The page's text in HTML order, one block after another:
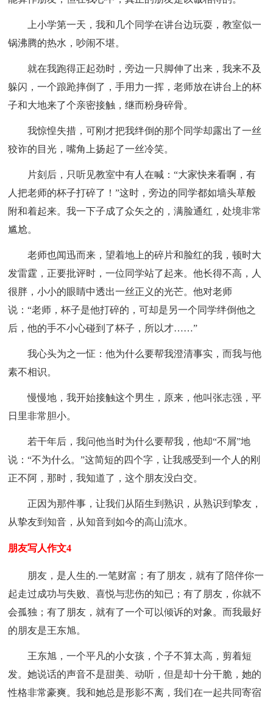
上小学第一天，我和几个同学在讲台边玩耍，教室似一
锅沸腾的热水，吵闹不堪。
就在我跑得正起劲时，旁边一只脚伸了出来，我来不及
躲闪，一个踉跄摔倒了，手用力一挥，老师放在讲台上的杯
子和大地来了个亲密接触，继而粉身碎骨。
我惊惶失措，可刚才把我绊倒的那个同学却露出了一丝
狡诈的目光，嘴角上扬起了一丝冷笑。
片刻后，只听见教室中有人在喊：“大家快来看啊，有
人把老师的杯子打碎了！”这时，旁边的同学都如墙头草般
附和着起来。我一下子成了众矢之的，满脸通红，处境非常
尴尬。
老师也闻迅而来，望着地上的碎片和脸红的我，顿时大
发雷霆，正要批评时，一位同学站了起来。他长得不高，人
很胖，小小的眼睛中透出一丝正义的光芒。他对老师
说：“老师，杯子是他打碎的，可却是另一个同学绊倒他之
后，他的手不小心碰到了杯子，所以才……”
我心头为之一怔：他为什么要帮我澄清事实，而我与他
素不相识。
慢慢地，我开始接触这个男生，原来，他叫张志强，平
日里非常胆小。
若干年后，我问他当时为什么要帮我，他却“不屑”地
说：“不为什么。”这简短的四个字，让我感受到一个人的刚
正不阿，那时，我知道了，这个朋友没白交。
正因为那件事，让我们从陌生到熟识，从熟识到挚友，
从挚友到知音，从知音到如今的高山流水。
朋友写人作文4
朋友，是人生的.一笔财富；有了朋友，就有了陪伴你一
起走过成功与失败、喜悦与悲伤的知已；有了朋友，你就不
会孤独；有了朋友，就有了一个可以倾诉的对象。而我最好
的朋友是王东旭。
王东旭，一个平凡的小女孩，个子不算太高，剪着短
发。她说话的声音不是甜美、动听，但是却十分干脆，她的
性格非常豪爽。我和她总是形影不离，我们在一起共同寄宿